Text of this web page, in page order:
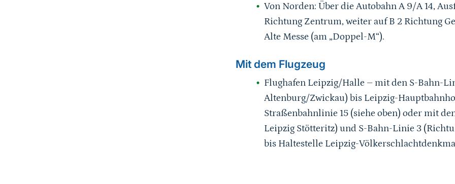
Von Norden: Über die Autobahn A 9/A 14,
Richtung Zentrum, weiter auf B 2 Richtung
Alte Messe (am „Doppel-M“).
Mit dem Flugzeug
Flughafen Leipzig/Halle – mit den S-Bahn-
Altenburg/Zwickau) bis Leipzig-
Straßenbahnlinie 15 (siehe oben) oder mit
Leipzig Stötteritz) und S-Bahn-Linie 3
bis Haltestelle Leipzig-